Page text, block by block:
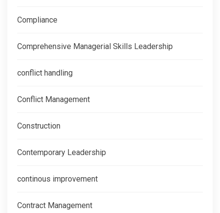
Compliance
Comprehensive Managerial Skills Leadership
conflict handling
Conflict Management
Construction
Contemporary Leadership
continous improvement
Contract Management